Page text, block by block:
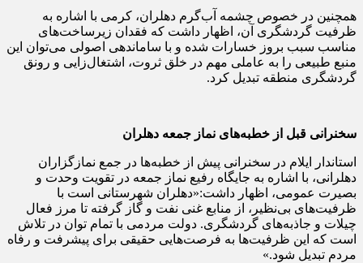
همچنین در خصوص چشمه آب‌گرم دهلران، کرمی با اشاره به
ظرفیت گردشگری آن، اظهار داشت که فقدان زیرساخت‌های
مناسب سبب بروز خسارات شده و با ساماندهی اصولی می‌توان این
منبع طبیعی را به عاملی مهم در خلق ثروت، اشتغال‌زایی و رونق
گردشگری منطقه تبدیل کرد.
سخنرانی قبل از خطبه‌های نماز جمعه دهلران
استاندار ایلام در سخنرانی پیش از خطبه‌ها در جمع نمازگزاران
دهلرانی، با اشاره به جایگاه رفیع نماز جمعه در تقویت وحدت و
بصیرت عمومی، اظهار داشت:«دهلران شهرستانی است با
ظرفیت‌های بی‌نظیر، از منابع غنی نفت و گاز گرفته تا مرز فعال
چیلات و جاذبه‌های گردشگری. دولت مردمی با تمام توان در تلاش
است که این ظرفیت‌ها به فرصت‌هایی حقیقی برای پیشرفت و رفاه
مردم تبدیل شود.»